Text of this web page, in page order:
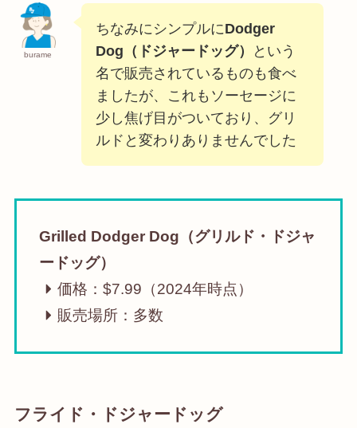
burame
ちなみにシンプルにDodger
Dog（ドジャードッグ）
という
名で販売されているものも食べ
ましたが、これもソーセージに
少し焦げ目がついており、グリ
ルドと変わりありませんでした
Grilled Dodger Dog（グリルド・ドジャ
ードッグ）
価格：$7.99（2024年時点）
販売場所：多数
フライド・ドジャードッグ